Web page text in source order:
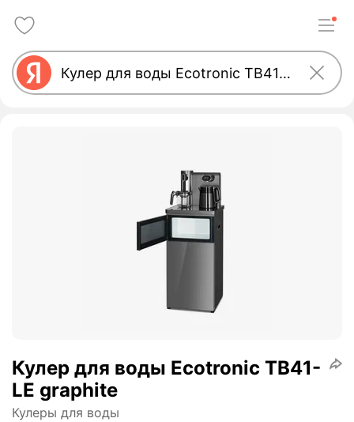
Кулер для воды Ecotronic TB41-
LE graphite
Кулеры для воды